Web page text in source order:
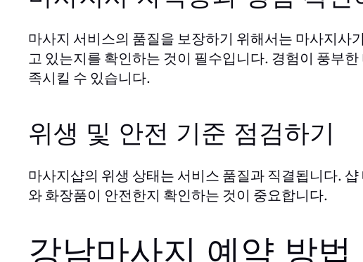
마사지 서비스의 품질을 보장하기 위해서는 마사지사
고 있는지를 확인하는 것이 필수입니다. 경험이 풍부
족시킬 수 있습니다.
위생 및 안전 기준 점검하기
마사지샵의 위생 상태는 서비스 품질과 직결됩니다.
와 화장품이 안전한지 확인하는 것이 중요합니다.
강남마사지 예약 방법